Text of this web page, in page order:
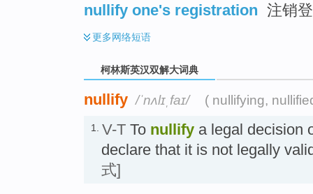
nullify one's registration 注销
更多网络短语
柯林斯英汉双解大词典
nullify /ˈnʌlɪˌfaɪ/ ( nullifying,
1. V-T To nullify a legal decision
declare that it is not legally
式]